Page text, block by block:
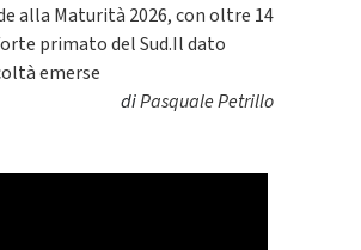
alla Maturità 2026, con oltre 14
primato del Sud.Il dato
emerse
diPasquale Petrillo